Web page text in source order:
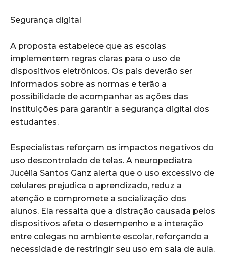
Segurança digital
A proposta estabelece que as escolas
implementem regras claras para o uso de
dispositivos eletrônicos. Os pais deverão ser
informados sobre as normas e terão a
possibilidade de acompanhar as ações das
instituições para garantir a segurança digital dos
estudantes.
Especialistas reforçam os impactos negativos do
uso descontrolado de telas. A neuropediatra
Jucélia Santos Ganz alerta que o uso excessivo de
celulares prejudica o aprendizado, reduz a
atenção e compromete a socialização dos
alunos. Ela ressalta que a distração causada pelos
dispositivos afeta o desempenho e a interação
entre colegas no ambiente escolar, reforçando a
necessidade de restringir seu uso em sala de aula.